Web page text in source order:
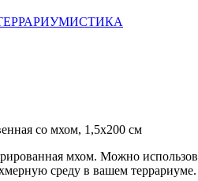
со мхом, 1,5х200 см
мхом. Можно
среду в вашем